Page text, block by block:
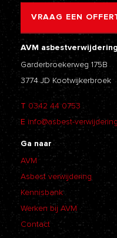
VRAAG EEN
AVM asbestverwijdering
Garderbroekerweg 175B
3774 JD Kootwijkerbroek
T 0342 44 0753
E info@asbest-
Ga naar
AVM
Asbest verwijdering
Kennisbank
Werken bij AVM
Contact